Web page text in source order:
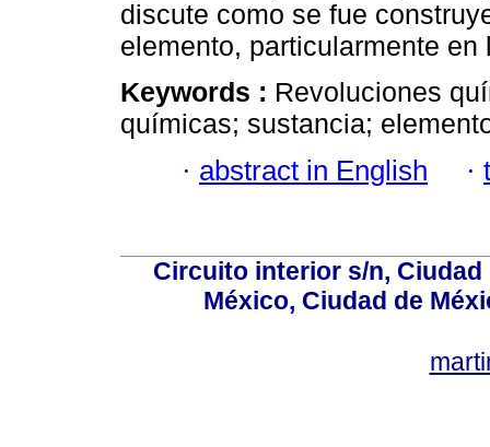
discute como se fue
elemento, particularmente
Keywords : Revoluciones
químicas; sustancia;
· abstract in English ·
Circuito interior s/n, Ciudad
México, Ciudad de